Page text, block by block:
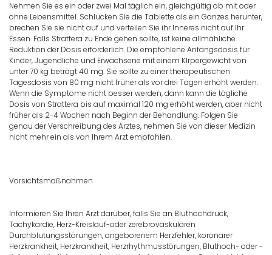
Nehmen Sie es ein oder zwei Mal täglich ein, gleichgültig ob mit oder
ohne Lebensmittel. Schlucken Sie die Tablette als ein Ganzes herunter,
brechen Sie sie nicht auf und verteilen Sie ihr Inneres nicht auf Ihr
Essen. Falls Strattera zu Ende gehen sollte, ist keine allmähliche
Reduktion der Dosis erforderlich. Die empfohlene Anfangsdosis für
Kinder, Jugendliche und Erwachsene mit einem Klrpergewicht von
unter 70 kg beträgt 40 mg. Sie sollte zu einer therapeutischen
Tagesdosis von 80 mg nicht früher als vor drei Tagen erhöht werden.
Wenn die Symptome nicht besser werden, dann kann die tägliche
Dosis von Strattera bis auf maximal 120 mg erhöht werden, aber nicht
früher als 2-4 Wochen nach Beginn der Behandlung. Folgen Sie
genau der Verschreibung des Arztes, nehmen Sie von dieser Medizin
nicht mehr ein als von Ihrem Arzt empfohlen.
Vorsichtsmaßnahmen
Informieren Sie Ihren Arzt darüber, falls Sie an Bluthochdruck,
Tachykardie, Herz-Kreislauf-oder zerebrovaskulären
Durchblutungsstörungen, angeborenem Herzfehler, koronarer
Herzkrankheit, Herzkrankheit, Herzrhythmusstörungen, Bluthoch- oder -